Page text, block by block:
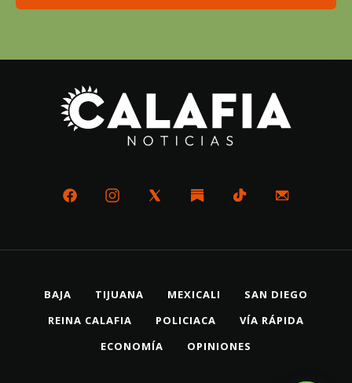
BAJA TIJUANA MEXICALI
SAN DIEGO
REINA CALAFIA
POLICIACA
VÍA RÁPIDA
ECONOMÍA
OPINIONES